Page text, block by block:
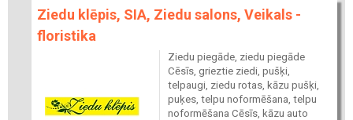
Ziedu klēpis, SIA, Ziedu salons, Veikals -
floristika
Ziedu piegāde, ziedu piegāde
Cēsīs, grieztie ziedi, pušķi,
telpaugi, ziedu rotas, kāzu pušķi,
puķes, telpu noformēšana, telpu
noformēšana Cēsīs, kāzu auto